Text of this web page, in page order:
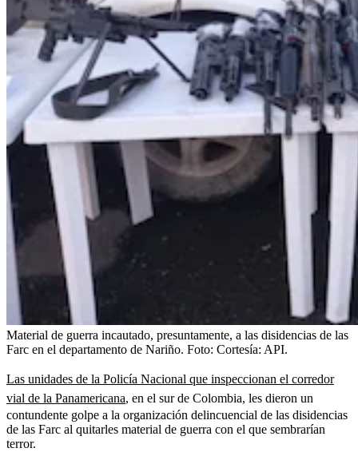
Material de guerra incautado, presuntamente, a las disidencias de las
Farc en el departamento de Nariño. Foto: Cortesía: API.
Las unidades de la Policía Nacional que inspeccionan el corredor
vial de la Panamericana, en el sur de Colombia, les dieron un
contundente golpe a la organización delincuencial de las disidencias
de las Farc al quitarles material de guerra con el que sembrarían
terror.